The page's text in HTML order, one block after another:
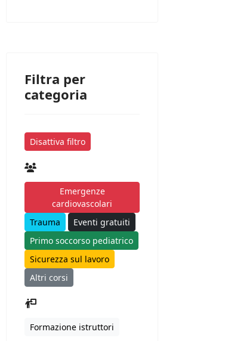
Filtra per
categoria
Disattiva filtro
Emergenze
cardiovascolari
Trauma
Eventi gratuiti
Primo soccorso pediatrico
Sicurezza sul lavoro
Altri corsi
Formazione istruttori